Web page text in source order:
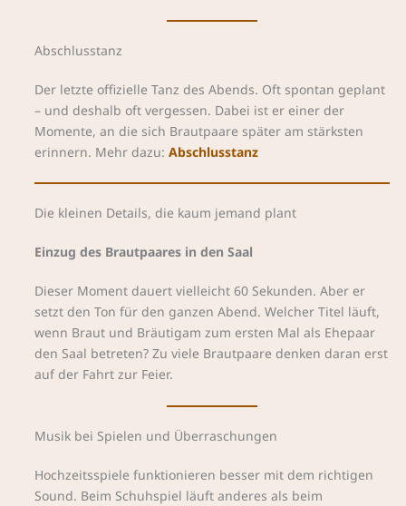
Abschlusstanz
Der letzte offizielle Tanz des Abends. Oft spontan geplant
– und deshalb oft vergessen. Dabei ist er einer der
Momente, an die sich Brautpaare später am stärksten
erinnern. Mehr dazu: Abschlusstanz
Die kleinen Details, die kaum jemand plant
Einzug des Brautpaares in den Saal
Dieser Moment dauert vielleicht 60 Sekunden. Aber er
setzt den Ton für den ganzen Abend. Welcher Titel läuft,
wenn Braut und Bräutigam zum ersten Mal als Ehepaar
den Saal betreten? Zu viele Brautpaare denken daran erst
auf der Fahrt zur Feier.
Musik bei Spielen und Überraschungen
Hochzeitsspiele funktionieren besser mit dem richtigen
Sound. Beim Schuhspiel läuft anderes als beim